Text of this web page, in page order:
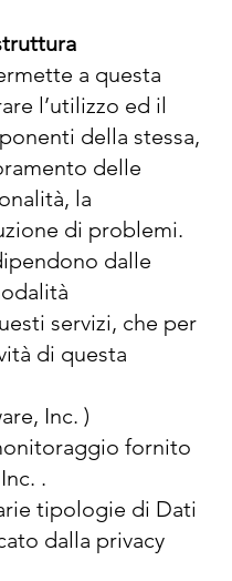
a questa
l’utilizzo ed il
della stessa,
delle
la
di problemi.
dalle
servizi, che per
di questa
Inc. )
fornito
.
tipologie di Dati
dalla privacy